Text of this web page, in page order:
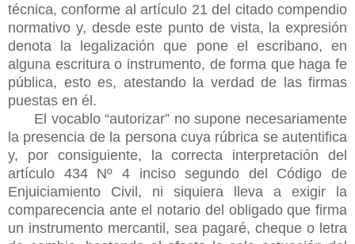
técnica, conforme al artículo 21 del citado compendio
normativo y, desde este punto de vista, la expresión
denota la legalización que pone el escribano, en
alguna escritura o instrumento, de forma que haga fe
pública, esto es, atestando la verdad de las firmas
puestas en él.
El vocablo “autorizar” no supone necesariamente
la presencia de la persona cuya rúbrica se autentifica
y, por consiguiente, la correcta interpretación del
artículo 434 Nº 4 inciso segundo del Código de
Enjuiciamiento Civil, ni siquiera lleva a exigir la
comparecencia ante el notario del obligado que firma
un instrumento mercantil, sea pagaré, cheque o letra